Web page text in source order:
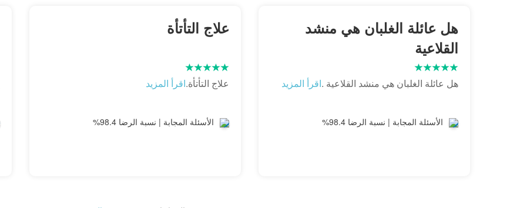
هل عائلة الغلبان هي منشد
القلاعية
هل عائلة الغلبان هي منشد القلاعية .اقرأ المزيد
الأسئلة المجابة | نسبة الرضا 98.4%
علاج التأتأة
علاج التأتأة.اقرأ المزيد
الأسئلة المجابة | نسبة الرضا 98.4%